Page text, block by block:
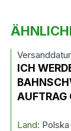
ICH
AUFTRAG
Land: Polska